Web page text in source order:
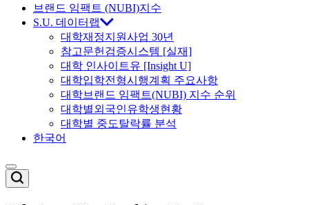
트
브랜드 임팩트 (NUBI)지수
S.U. 데이터랩
대학재정지원사업 30년
참고문헌검증시스템 [실재]
대학 인사이트유 [Insight U]
대학입학전형시행계획 주요사항
대학브랜드 임팩트(NUBI) 지수 순위
대학별외국인유학생현황
대학별 중도탈락률 분석
한국어
Switch
color